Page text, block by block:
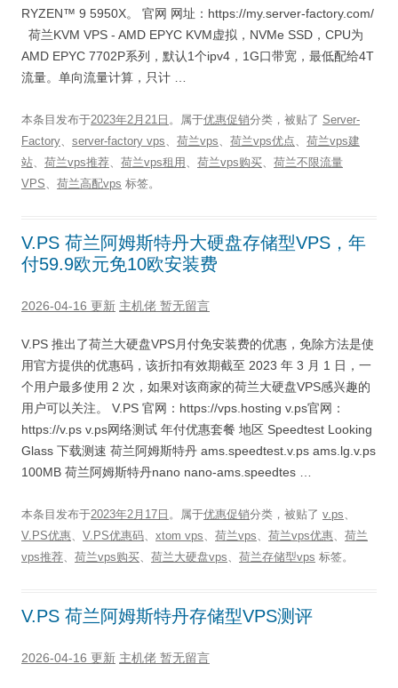
RYZEN™ 9 5950X。 官网 网址：https://my.server-factory.com/
荷兰KVM VPS - AMD EPYC KVM虚拟，NVMe SSD，CPU为
AMD EPYC 7702P系列，默认1个ipv4，1G口带宽，最低配给4T
流量。单向流量计算，只计 …
本条目发布于2023年2月21日 。属于优惠促销分类，被贴了 Server-
Factory、 server-factory vps、 荷兰vps、 荷兰vps优点、 荷兰vps建
站、 荷兰vps推荐、 荷兰vps租用 、 荷兰vps购买、 荷兰不限流量
VPS、 荷兰高配vps 标签。
V.PS 荷兰阿姆斯特丹大硬盘存储型VPS，年
付59.9欧元免10欧安装费
2026-04-16 更新 主机佬 暂无留言
V.PS 推出了荷兰大硬盘VPS月付免安装费的优惠，免除方法是使
用官方提供的优惠码，该折扣有效期截至 2023 年 3 月 1 日，一
个用户最多使用 2 次，如果对该商家的荷兰大硬盘VPS感兴趣的
用户可以关注。 V.PS 官网：https://vps.hosting v.ps官网：
https://v.ps v.ps网络测试 年付优惠套餐 地区 Speedtest Looking
Glass 下载测速 荷兰阿姆斯特丹 ams.speedtest.v.ps ams.lg.v.ps
100MB 荷兰阿姆斯特丹nano nano-ams.speedtes …
本条目发布于2023年2月17日 。属于优惠促销分类，被贴了 v.ps、
V.PS优惠、 V.PS优惠码、 xtom vps、 荷兰vps、 荷兰vps优惠、 荷兰
vps推荐、 荷兰vps购买、 荷兰大硬盘vps、 荷兰存储型vps 标签。
V.PS 荷兰阿姆斯特丹存储型VPS测评
2026-04-16 更新 主机佬 暂无留言